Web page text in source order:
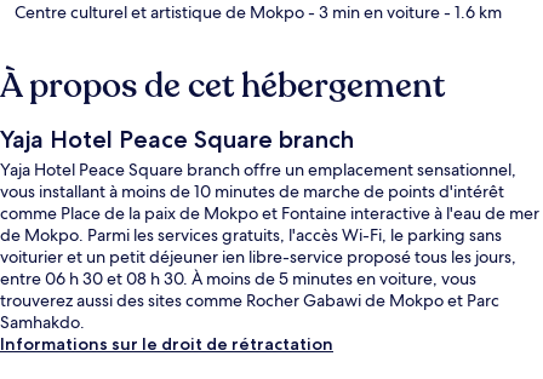
Centre culturel et artistique de Mokpo- 3 min en voiture- 1.6 km
À propos de cet hébergement
Yaja Hotel Peace Square branch
Yaja Hotel Peace Square branch offre un emplacement sensationnel,
vous installant à moins de 10 minutes de marche de points d'intérêt
comme Place de la paix de Mokpo et Fontaine interactive à l'eau de mer
de Mokpo. Parmi les services gratuits, l'accès Wi-Fi, le parking sans
voiturier et un petit déjeuner ien libre-service proposé tous les jours,
entre 06 h 30 et 08 h 30. À moins de 5 minutes en voiture, vous
trouverez aussi des sites comme Rocher Gabawi de Mokpo et Parc
Samhakdo.
Informations sur le droit de rétractation